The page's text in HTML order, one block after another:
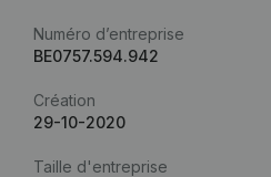
Numéro d’entreprise
BE0757.594.942
Création
29-10-2020
Taille d'entreprise